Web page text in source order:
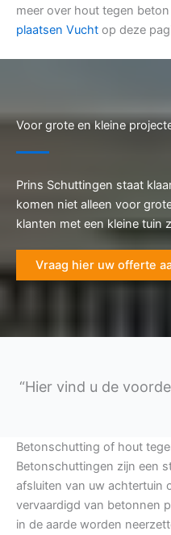
meer over hout tegen
plaatsen Vucht op deze
Voor grote en kleine
Prins Schuttingen staat
komen niet alleen voor
klanten met een kleine tuin
Vraag hier uw offerte
“Hier vind u de
Betonschutting of hout
Betonschuttingen zijn een
afsluiten van uw achtertuin
vervaardigd van betonnen
in de aarde worden